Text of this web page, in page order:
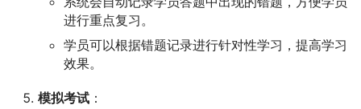
进行重点复习。
学员可以根据错题记录进行针对性学习，提高学习
效果。
模拟考试 ：